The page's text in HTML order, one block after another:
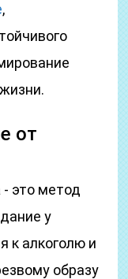
,
от
- это метод
у
к алкоголю и
образу